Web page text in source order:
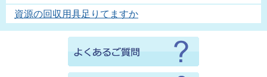
資源の回収用具足りてますか